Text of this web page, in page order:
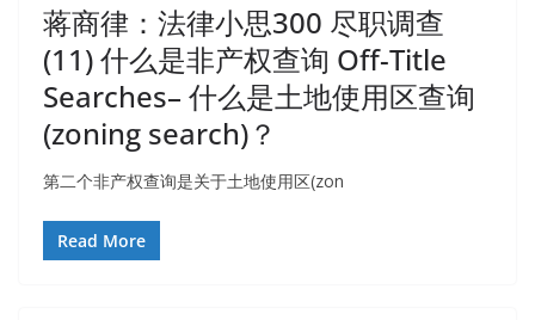
蒋商律：法律小思300 尽职调查
(11) 什么是非产权查询 Off-Title
Searches– 什么是土地使用区查询
(zoning search)？
第二个非产权查询是关于土地使用区(zon
Read More